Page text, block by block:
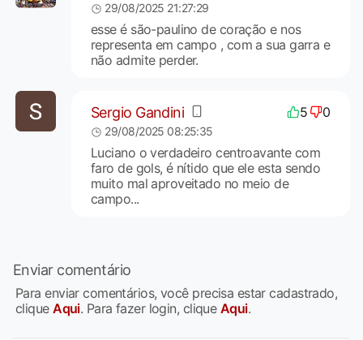
29/08/2025 21:27:29
esse é são-paulino de coração e nos
representa em campo , com a sua garra e
não admite perder.
Sergio Gandini 5 0
29/08/2025 08:25:35
Luciano o verdadeiro centroavante com
faro de gols, é nítido que ele esta sendo
muito mal aproveitado no meio de
campo...
Enviar comentário
Para enviar comentários, você precisa estar cadastrado,
cliqueAqui. Para fazer login, clique Aqui.